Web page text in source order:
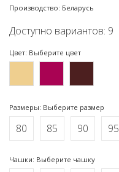
Производство: Беларусь
Доступно вариантов: 9
Цвет: Выберите цвет
Размеры: Выберите размер
80 85 90 95
Чашки: Выберите чашку